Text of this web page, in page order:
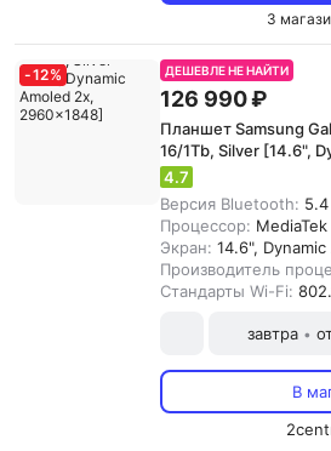
3
-12% ДЕШЕВЛЕ НЕ НАЙТИ
126 990 ₽
Планшет Samsung
16/1Tb, Silver [14.6",
2960x1848]
4.7
Версия Bluetooth: 5.4
Процессор:
Экран: 14.6",
Производитель
Стандарты Wi-Fi:
завтра •
В